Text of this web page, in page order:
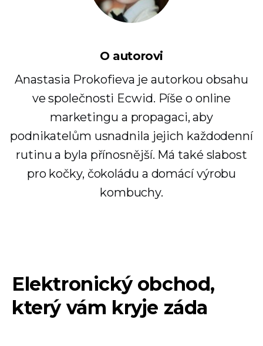
O autorovi
Anastasia Prokofieva je autorkou obsahu
ve společnosti Ecwid. Píše o online
marketingu a propagaci, aby
podnikatelům usnadnila jejich každodenní
rutinu a byla přínosnější. Má také slabost
pro kočky, čokoládu a domácí výrobu
kombuchy.
Elektronický obchod,
který vám kryje záda